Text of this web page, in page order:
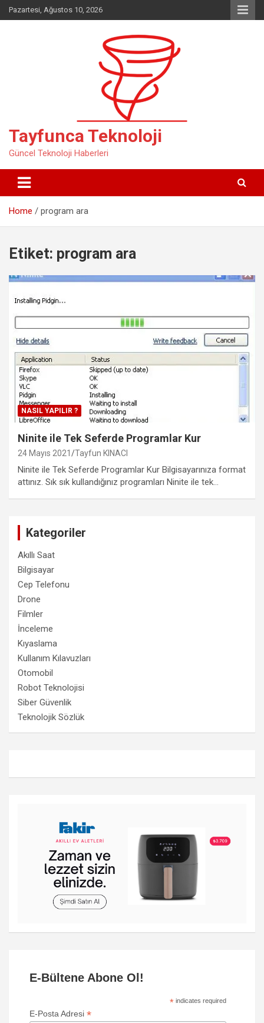
Skip
to
Pazartesi, Ağustos 10, 2026
Tayfunca Teknoloji
Güncel Teknoloji Haberleri
Home program ara
Etiket: program ara
NASIL YAPILIR ?
Ninite ile Tek Seferde Programlar Kur
24 Mayıs 2021 Tayfun KINACI
Ninite ile Tek Seferde Programlar Kur Bilgisayarınıza format
attınız. Sık sık kullandığınız programları Ninite ile tek…
Kategoriler
Akıllı Saat
Bilgisayar
Cep Telefonu
Drone
Filmler
İnceleme
Kıyaslama
Kullanım Kılavuzları
Otomobil
Robot Teknolojisi
Siber Güvenlik
Teknolojik Sözlük
E-Bültene Abone Ol!
* indicates required
E-Posta Adresi *